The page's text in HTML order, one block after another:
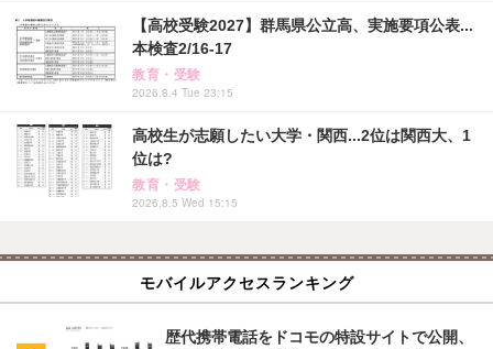
【高校受験2027】群馬県公立高、実施要項公表...
本検査2/16-17
教育・受験
2026.8.4 Tue 23:15
高校生が志願したい大学・関西...2位は関西大、1
位は?
教育・受験
2026.8.5 Wed 15:15
モバイルアクセスランキング
歴代携帯電話をドコモの特設サイトで公開、